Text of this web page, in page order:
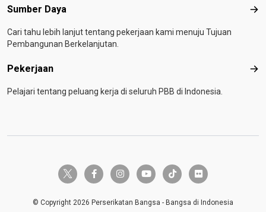
Sumber Daya
Cari tahu lebih lanjut tentang pekerjaan kami menuju Tujuan
Pembangunan Berkelanjutan.
Pekerjaan
Pelajari tentang peluang kerja di seluruh PBB di Indonesia.
twitter-x facebook-finstagramyoutube tiktok flickr
© Copyright 2026 Perserikatan Bangsa - Bangsa di Indonesia